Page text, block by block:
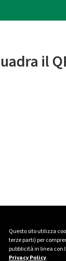
Questo sito utilizza
terze parti) per
pubblicità in linea con
Privacy Policy.
il